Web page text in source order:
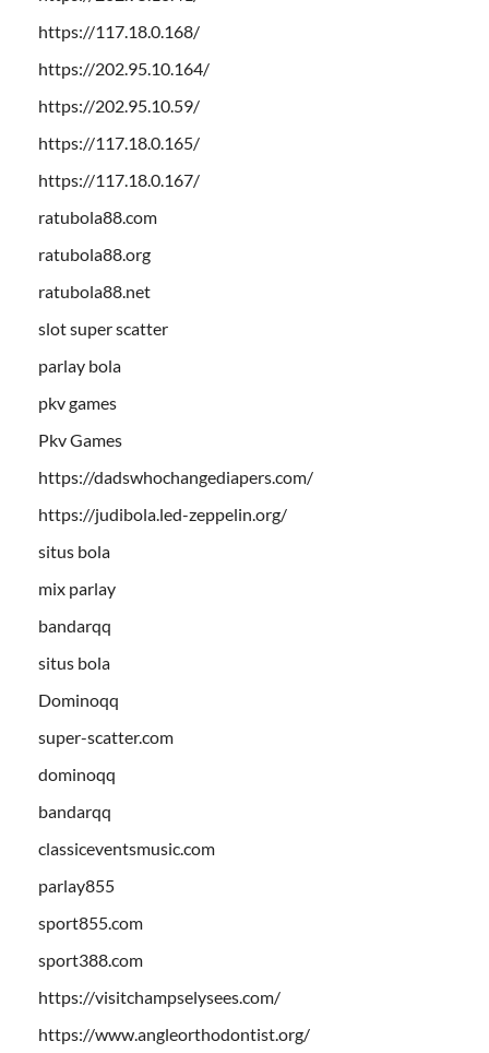
https://117.18.0.168/
https://202.95.10.164/
https://202.95.10.59/
https://117.18.0.165/
https://117.18.0.167/
ratubola88.com
ratubola88.org
ratubola88.net
slot super scatter
parlay bola
pkv games
Pkv Games
https://dadswhochangediapers.com/
https://judibola.led-zeppelin.org/
situs bola
mix parlay
bandarqq
situs bola
Dominoqq
super-scatter.com
dominoqq
bandarqq
classiceventsmusic.com
parlay855
sport855.com
sport388.com
https://visitchampselysees.com/
https://www.angleorthodontist.org/